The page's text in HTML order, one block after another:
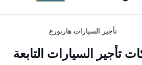
تأجير السيارات هاربورغ
تأجير السيارات التابعة